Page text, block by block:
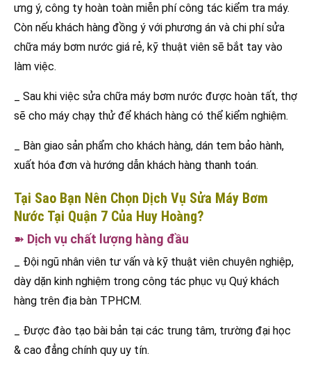
ưng ý, công ty hoàn toàn miễn phí công tác kiểm tra máy.
Còn nếu khách hàng đồng ý với phương án và chi phí sửa
chữa máy bơm nước giá rẻ, kỹ thuật viên sẽ bắt tay vào
làm việc.
_ Sau khi việc sửa chữa máy bơm nước được hoàn tất, thợ
sẽ cho máy chạy thử để khách hàng có thể kiểm nghiệm.
_ Bàn giao sản phẩm cho khách hàng, dán tem bảo hành,
xuất hóa đơn và hướng dẫn khách hàng thanh toán.
Tại Sao Bạn Nên Chọn Dịch Vụ Sửa Máy Bơm
Nước Tại Quận 7 Của Huy Hoàng?
➽ Dịch vụ chất lượng hàng đầu
_ Đội ngũ nhân viên tư vấn và kỹ thuật viên chuyên nghiệp,
dày dặn kinh nghiệm trong công tác phục vụ Quý khách
hàng trên địa bàn TPHCM.
_ Được đào tạo bài bản tại các trung tâm, trường đại học
& cao đẳng chính quy uy tín.